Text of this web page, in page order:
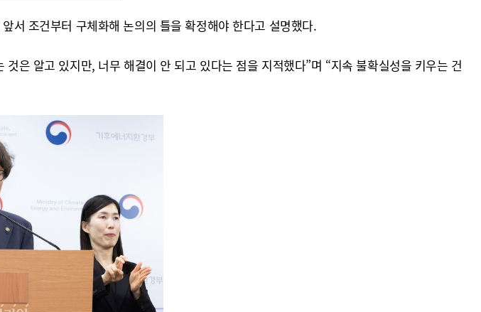
서 조건부터 구체화해 논의의 틀을 확정해야 한다고 설명했다.
은 알고 있지만, 너무 해결이 안 되고 있다는 점을 지적했다”며 “지속 불확실성을 키우는 건